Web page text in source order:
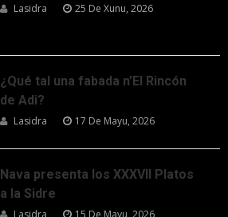
Lasidra 25 De Xunu, 2026
¿Qué tal una fabada n’El Rincón
de Adi?
Lasidra 17 De Mayu, 2026
Nava presenta los XXXVII Platos
a la Sidre
Lasidra 15 De Mayu, 2026